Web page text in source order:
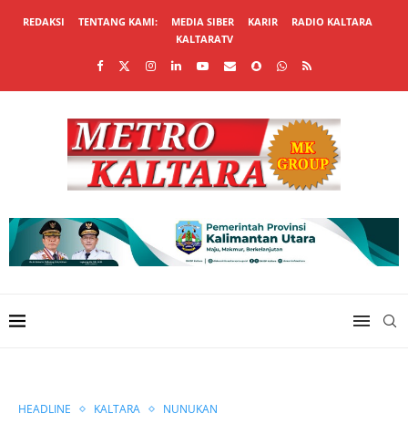
REDAKSI TENTANG KAMI: MEDIA SIBER KARIR
RADIO KALTARA
KALTARATV
HEADLINE KALTARA NUNUKAN